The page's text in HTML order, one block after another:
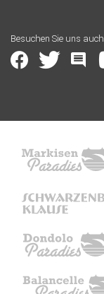
Besuchen Sie uns